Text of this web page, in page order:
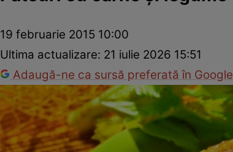
Mâncăruri rapideRețete cu legume
19 februarie 2015 10:00
Ultima actualizare: 21 iulie 2026 15:51
Adaugă-ne ca sursă preferată în Google